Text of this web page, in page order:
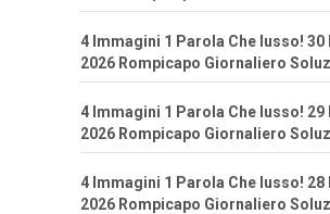
4 Immagini 1 Parola Che lusso! 30
2026 Rompicapo Giornaliero
4 Immagini 1 Parola Che lusso! 29
2026 Rompicapo Giornaliero
4 Immagini 1 Parola Che lusso! 28
2026 Rompicapo Giornaliero